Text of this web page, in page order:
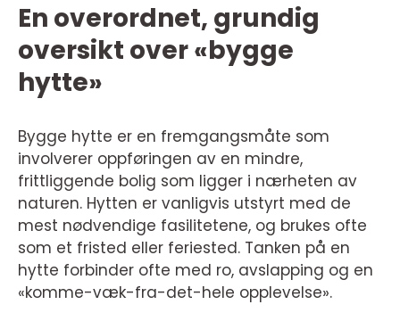
En overordnet, grundig
oversikt over «bygge
hytte»
Bygge hytte er en fremgangsmåte som
involverer oppføringen av en mindre,
frittliggende bolig som ligger i nærheten av
naturen. Hytten er vanligvis utstyrt med de
mest nødvendige fasilitetene, og brukes ofte
som et fristed eller feriested. Tanken på en
hytte forbinder ofte med ro, avslapping og en
«komme-væk-fra-det-hele opplevelse».